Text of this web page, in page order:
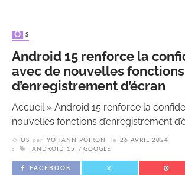
OS
Android 15 renforce la
avec de nouvelles fonctions
d’enregistrement d’écran
Accueil» Android 15 renforce la
nouvelles fonctions d’enregistrement
OS par YOHANN POIRON le
26 AVRIL 2024
ANDROID 15
GOOGLE
FACEBOOK